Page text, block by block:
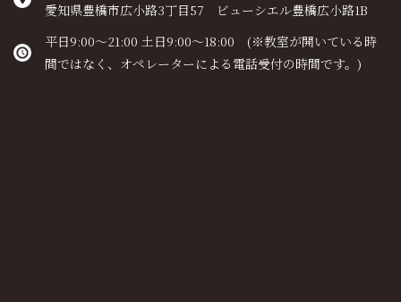
愛知県豊橋市広小路3丁目57 ビューシエル豊橋広小路1B
平日9:00～21:00 土日9:00～18:00 (※教室が開いている時
間ではなく、オペレーターによる電話受付の時間です。)